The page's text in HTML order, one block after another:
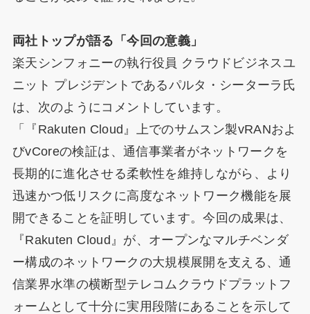
両社トップが語る「今回の意義」
楽天シンフォニーの執行役員 クラウドビジネスユ
ニット プレジデントであるパルタ・シーターラ氏
は、次のようにコメントしています。
「『Rakuten Cloud』上でのサムスン製vRANおよ
びvCoreの検証は、通信事業者がネットワークを
長期的に進化させる柔軟性を維持しながら、より
迅速かつ低リスクに高度なネットワーク機能を展
開できることを証明しています。今回の成果は、
『Rakuten Cloud』が、オープンなマルチベンダ
ー構成のネットワークの大規模展開を支える、通
信業界水準の横断型テレコムクラウドプラットフ
ォームとして十分に実用段階にあることを示して